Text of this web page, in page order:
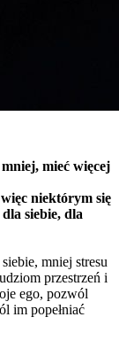
mieć więcej
niektórym się
siebie, dla
mniej stresu
przestrzeń i
ego, pozwól
im popełniać